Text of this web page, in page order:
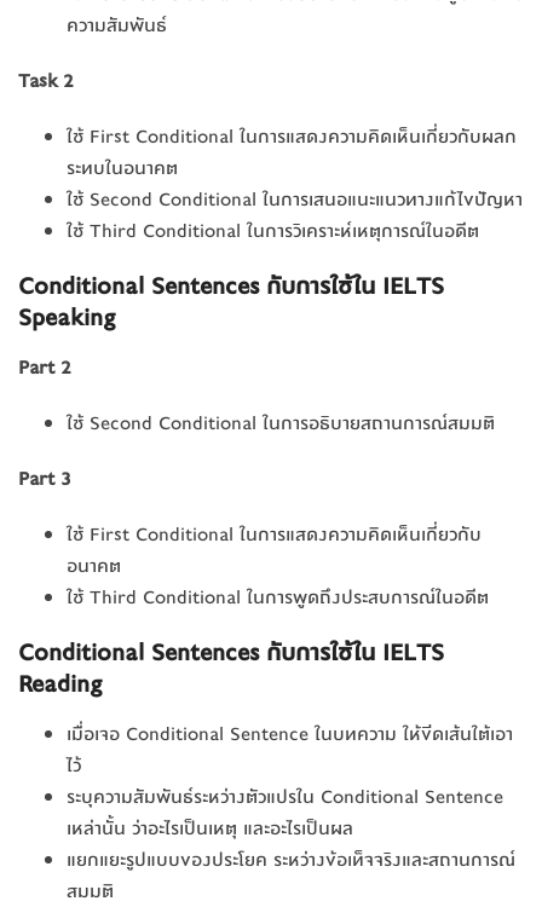
ความสัมพันธ์
Task 2
ใช้ First Conditional ในการแสดงความคิดเห็นเกี่ยวกับผลก
ระทบในอนาคต
ใช้ Second Conditional ในการเสนอแนะแนวทางแก้ไขปัญหา
ใช้ Third Conditional ในการวิเคราะห์เหตุการณ์ในอดีต
Conditional Sentencesกับการใช้ใน IELTS
Speaking
Part 2
ใช้ Second Conditional ในการอธิบายสถานการณ์สมมติ
Part 3
ใช้ First Conditional ในการแสดงความคิดเห็นเกี่ยวกับ
อนาคต
ใช้ Third Conditional ในการพูดถึงประสบการณ์ในอดีต
Conditional Sentencesกับการใช้ใน IELTS
Reading
เมื่อเจอ Conditional Sentence ในบทความ ให้ขีดเส้นใต้เอา
ไว้
ระบุความสัมพันธ์ระหว่างตัวแปรใน Conditional Sentence
เหล่านั้น ว่าอะไรเป็นเหตุ และอะไรเป็นผล
แยกแยะรูปแบบของประโยค ระหว่างข้อเท็จจริงและสถานการณ์
สมมติ